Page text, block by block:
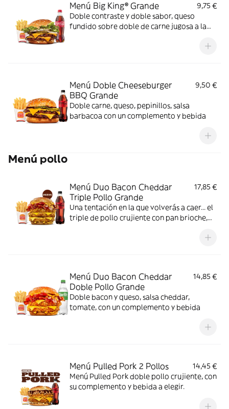
Menú Big King® Grande
9,75 €
Doble contraste y doble sabor, queso
fundido sobre doble de carne jugosa a la
bañados en exquisita salsa Big King entre
Menú Doble Cheeseburger
BBQ Grande
9,50 €
Doble carne, queso, pepinillos, salsa
barbacoa con un complemento y bebida
Menú pollo
Menú Duo Bacon Cheddar
Triple Pollo Grande
17,85 €
Una tentación en la que volverás a caer... el
triple de pollo crujiente con pan brioche,
crujientes lonchas de bacon, cebolla frita y
Menú Duo Bacon Cheddar
Doble Pollo Grande
14,85 €
Doble bacon y queso, salsa cheddar,
tomate, con un complemento y bebida
Menú Pulled Pork 2 Pollos
14,45 €
Menú Pulled Pork doble pollo crujiente, con
su complemento y bebida a elegir.